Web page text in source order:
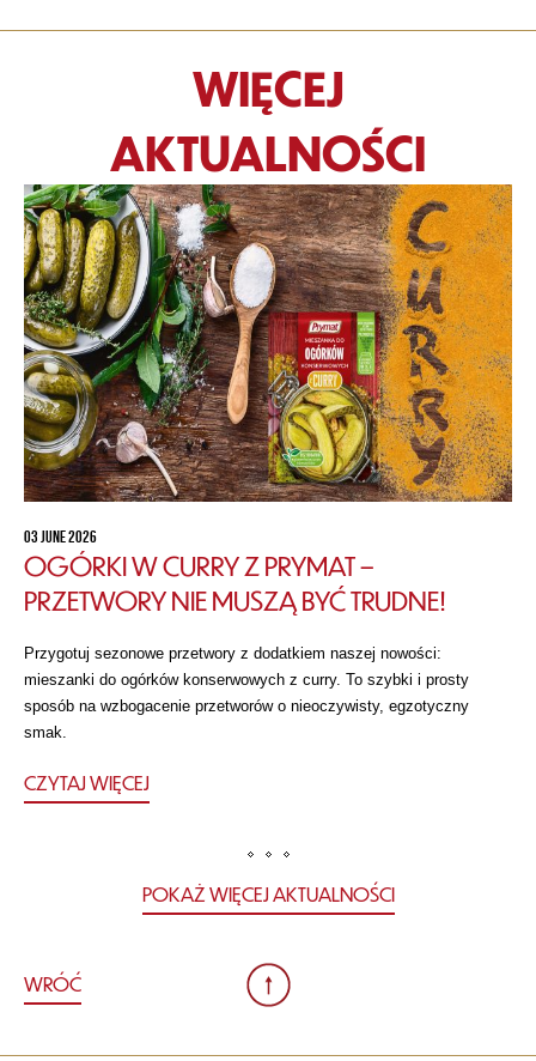
WIĘCEJ
AKTUALNOŚCI
03 JUNE 2026
OGÓRKI W CURRY Z PRYMAT –
PRZETWORY NIE MUSZĄ BYĆ TRUDNE!
Przygotuj sezonowe przetwory z dodatkiem naszej nowości:
mieszanki do ogórków konserwowych z curry. To szybki i prosty
sposób na wzbogacenie przetworów o nieoczywisty, egzotyczny
smak.
CZYTAJ WIĘCEJ
POKAŻ WIĘCEJ AKTUALNOŚCI
WRÓĆ